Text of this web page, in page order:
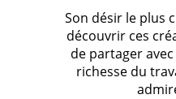
Son désir le plus
découvrir ces
de partager
richesse du